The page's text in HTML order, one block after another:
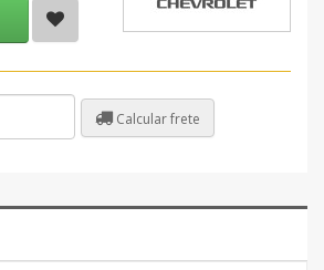
Calcular frete